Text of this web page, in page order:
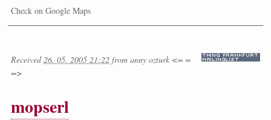
Check on Google Maps
Received26. 05. 2005 21:22 from anny ozturk <= =
=>
mopserl